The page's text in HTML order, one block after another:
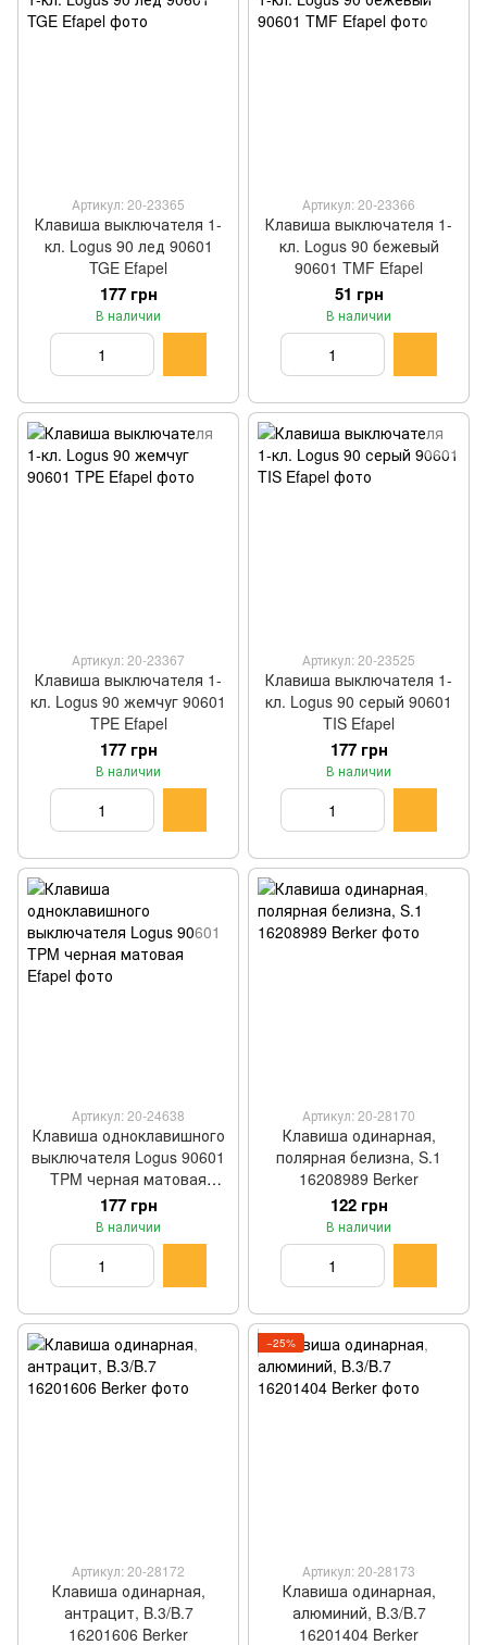
Артикул: 20-23365
Клавиша выключателя 1-
кл. Logus 90 лед 90601
TGE Efapel
177 грн
В наличии
Артикул: 20-23366
Клавиша выключателя 1-
кл. Logus 90 бежевый
90601 TMF Efapel
51 грн
В наличии
Артикул: 20-23367
Клавиша выключателя 1-
кл. Logus 90 жемчуг 90601
TPE Efapel
177 грн
В наличии
Артикул: 20-23525
Клавиша выключателя 1-
кл. Logus 90 серый 90601
TIS Efapel
177 грн
В наличии
Артикул: 20-24638
Клавиша одноклавишного
выключателя Logus 90601
TPM черная матовая
Efapel
177 грн
В наличии
Артикул: 20-28170
Клавиша одинарная,
полярная белизна, S.1
16208989 Berker
122 грн
В наличии
Артикул: 20-28172
Клавиша одинарная,
антрацит, B.3/B.7
16201606 Berker
−25%
Артикул: 20-28173
Клавиша одинарная,
алюминий, B.3/B.7
16201404 Berker